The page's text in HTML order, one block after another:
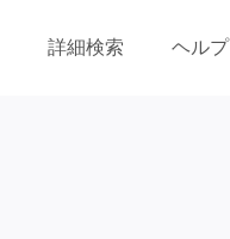
詳細検索 ヘルプ